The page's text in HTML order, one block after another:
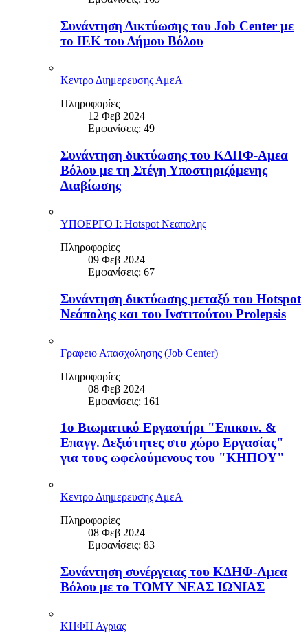
Συνάντηση Δικτύωσης του Job Center με
το ΙΕΚ του Δήμου Βόλου
Κεντρο Διημερευσης ΑμεΑ
Πληροφορίες
12 Φεβ 2024
Εμφανίσεις: 49
Συνάντηση δικτύωσης του ΚΔΗΦ-Αμεα
Βόλου με τη Στέγη Υποστηριζόμενης
Διαβίωσης
ΥΠΟΕΡΓΟ Ι: Hotspot Νεαπολης
Πληροφορίες
09 Φεβ 2024
Εμφανίσεις: 67
Συνάντηση δικτύωσης μεταξύ του Hotspot
Νεάπολης και του Ινστιτούτου Prolepsis
Γραφειο Απασχολησης (Job Center)
Πληροφορίες
08 Φεβ 2024
Εμφανίσεις: 161
1o Βιωματικό Εργαστήρι "Επικοιν. &
Επαγγ. Δεξιότητες στο χώρο Εργασίας"
για τους ωφελούμενους του "ΚΗΠΟΥ"
Κεντρο Διημερευσης ΑμεΑ
Πληροφορίες
08 Φεβ 2024
Εμφανίσεις: 83
Συνάντηση συνέργειας του ΚΔΗΦ-Αμεα
Βόλου με το ΤΟΜΥ ΝΕΑΣ ΙΩΝΙΑΣ
ΚΗΦΗ Αγριας